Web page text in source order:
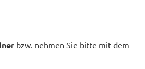
bzw. nehmen Sie bitte mit dem